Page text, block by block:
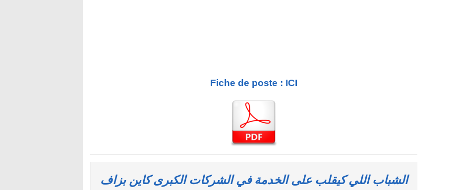
Fiche de poste : ICI
الشباب اللي كيقلب على الخدمة في الشركات الكبرى كاين بزاف